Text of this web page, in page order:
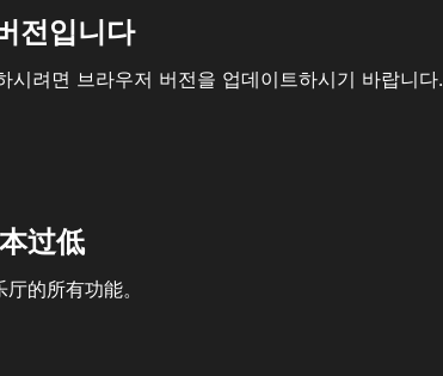
전입니다
시려면 브라우저 버전을 업데이트하시기 바랍니다.
过低
的所有功能。